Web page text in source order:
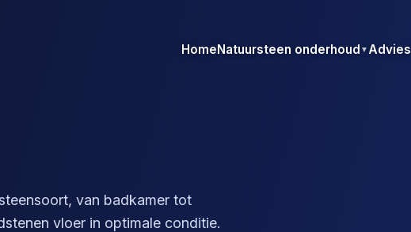
HomeNatuursteen onderhoud ▼ Advies
van badkamer tot
vloer in optimale conditie.